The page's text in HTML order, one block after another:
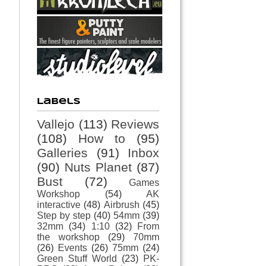
Labels
Vallejo (113) Reviews
(108)
How to
(95)
Galleries
(91)
Inbox
(90) Nuts Planet (87)
Bust
(72)
Games
Workshop
(54)
AK
interactive (48) Airbrush (45)
Step by step (40) 54mm (39)
32mm (34) 1:10 (32)
From
the workshop
(29)
70mm
(26) Events (26) 75mm (24)
Green Stuff World
(23) PK-